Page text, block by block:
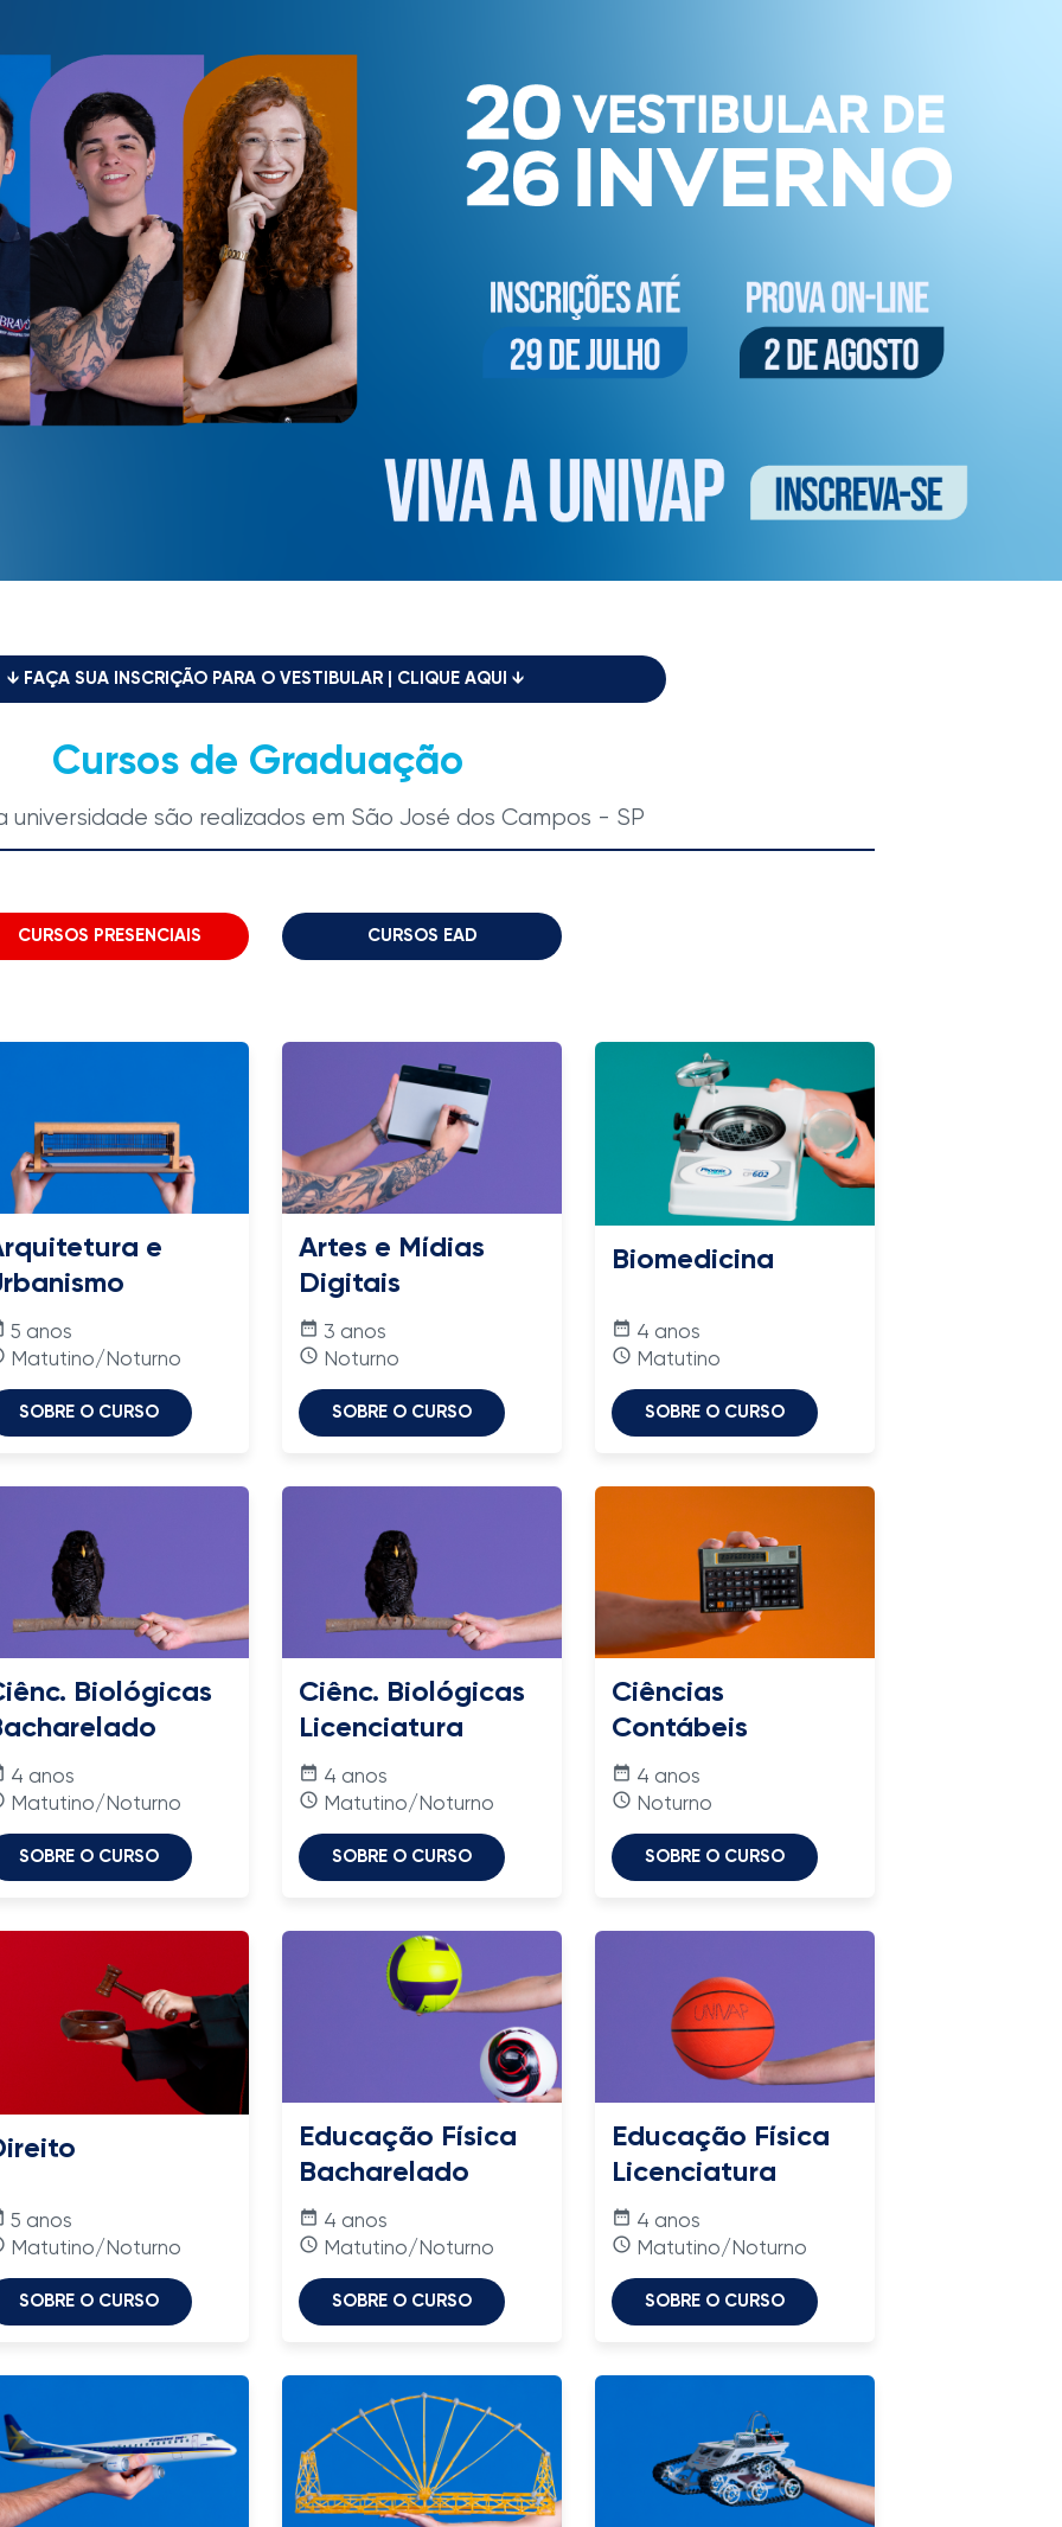
↓ FAÇA SUA INSCRIÇÃO PARA O VESTIBULAR | CLIQUE AQUI ↓
Cursos de Graduação
universidade são realizados em São José dos Campos - SP
CURSOS PRESENCIAIS CURSOS EAD
e
5 anos
Matutino/Noturno
SOBRE O CURSO
Artes e Mídias
Digitais
date_range 3 anos
access_time Noturno
SOBRE O CURSO
Biomedicina
date_range 4 anos
access_time Matutino
SOBRE O CURSO
Biológicas
4 anos
Matutino/Noturno
SOBRE O CURSO
Ciênc. Biológicas
Licenciatura
date_range 4 anos
access_time Matutino/Noturno
SOBRE O CURSO
Ciências
Contábeis
date_range 4 anos
access_time Noturno
SOBRE O CURSO
5 anos
Matutino/Noturno
SOBRE O CURSO
Educação Física
Bacharelado
date_range 4 anos
access_time Matutino/Noturno
SOBRE O CURSO
Educação Física
Licenciatura
date_range 4 anos
access_time Matutino/Noturno
SOBRE O CURSO